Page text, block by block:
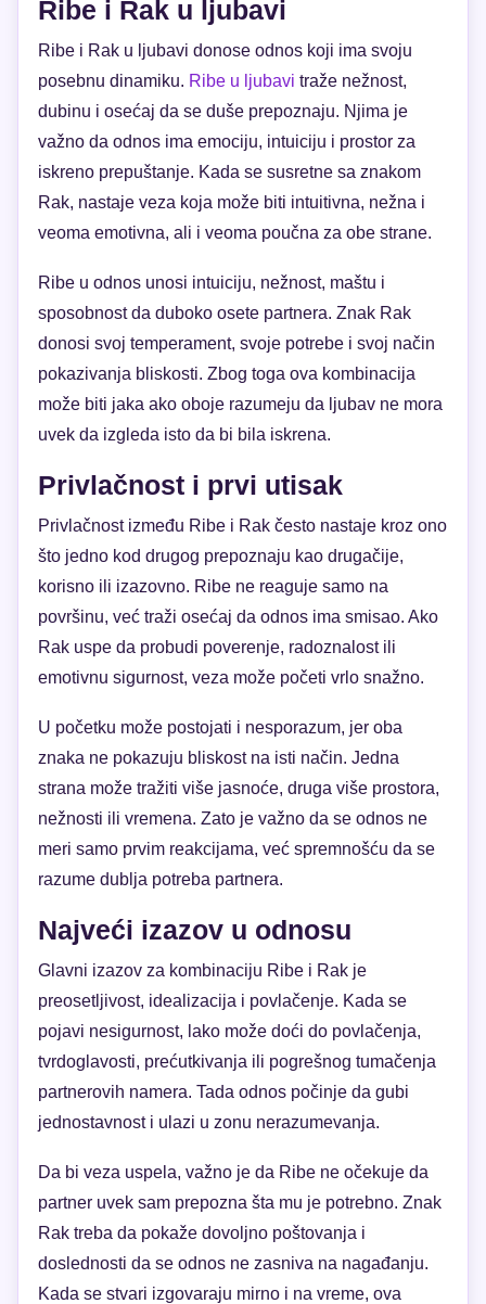
Ribe i Rak u ljubavi
Ribe i Rak u ljubavi donose odnos koji ima svoju
posebnu dinamiku. Ribe u ljubavi traže nežnost,
dubinu i osećaj da se duše prepoznaju. Njima je
važno da odnos ima emociju, intuiciju i prostor za
iskreno prepuštanje. Kada se susretne sa znakom
Rak, nastaje veza koja može biti intuitivna, nežna i
veoma emotivna, ali i veoma poučna za obe strane.
Ribe u odnos unosi intuiciju, nežnost, maštu i
sposobnost da duboko osete partnera. Znak Rak
donosi svoj temperament, svoje potrebe i svoj način
pokazivanja bliskosti. Zbog toga ova kombinacija
može biti jaka ako oboje razumeju da ljubav ne mora
uvek da izgleda isto da bi bila iskrena.
Privlačnost i prvi utisak
Privlačnost između Ribe i Rak često nastaje kroz ono
što jedno kod drugog prepoznaju kao drugačije,
korisno ili izazovno. Ribe ne reaguje samo na
površinu, već traži osećaj da odnos ima smisao. Ako
Rak uspe da probudi poverenje, radoznalost ili
emotivnu sigurnost, veza može početi vrlo snažno.
U početku može postojati i nesporazum, jer oba
znaka ne pokazuju bliskost na isti način. Jedna
strana može tražiti više jasnoće, druga više prostora,
nežnosti ili vremena. Zato je važno da se odnos ne
meri samo prvim reakcijama, već spremnošću da se
razume dublja potreba partnera.
Najveći izazov u odnosu
Glavni izazov za kombinaciju Ribe i Rak je
preosetljivost, idealizacija i povlačenje. Kada se
pojavi nesigurnost, lako može doći do povlačenja,
tvrdoglavosti, prećutkivanja ili pogrešnog tumačenja
partnerovih namera. Tada odnos počinje da gubi
jednostavnost i ulazi u zonu nerazumevanja.
Da bi veza uspela, važno je da Ribe ne očekuje da
partner uvek sam prepozna šta mu je potrebno. Znak
Rak treba da pokaže dovoljno poštovanja i
doslednosti da se odnos ne zasniva na nagađanju.
Kada se stvari izgovaraju mirno i na vreme, ova